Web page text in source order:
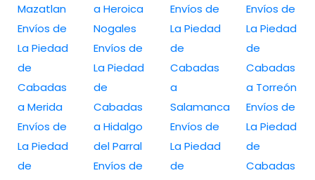
Mazatlan
Envíos de
La Piedad
de
Cabadas
a Merida
Envíos de
La Piedad
de
a Heroica
Nogales
Envíos de
La Piedad
de
Cabadas
a Hidalgo
del Parral
Envíos de
Envíos de
La Piedad
de
Cabadas
a
Salamanca
Envíos de
La Piedad
de
Envíos de
La Piedad
de
Cabadas
a Torreón
Envíos de
La Piedad
de
Cabadas